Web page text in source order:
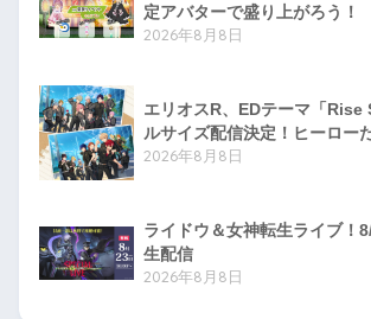
定アバターで盛り上がろう！
2026年8月8日
エリオスR、EDテーマ「
ルサイズ配信決定！ヒーロー
2026年8月8日
ライドウ＆女神転生ライブ！
生配信
2026年8月8日